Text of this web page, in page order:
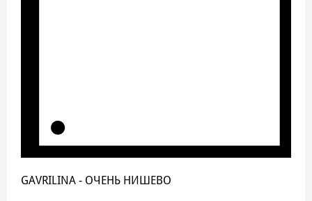
GAVRILINA - ОЧЕНЬ НИШЕВО